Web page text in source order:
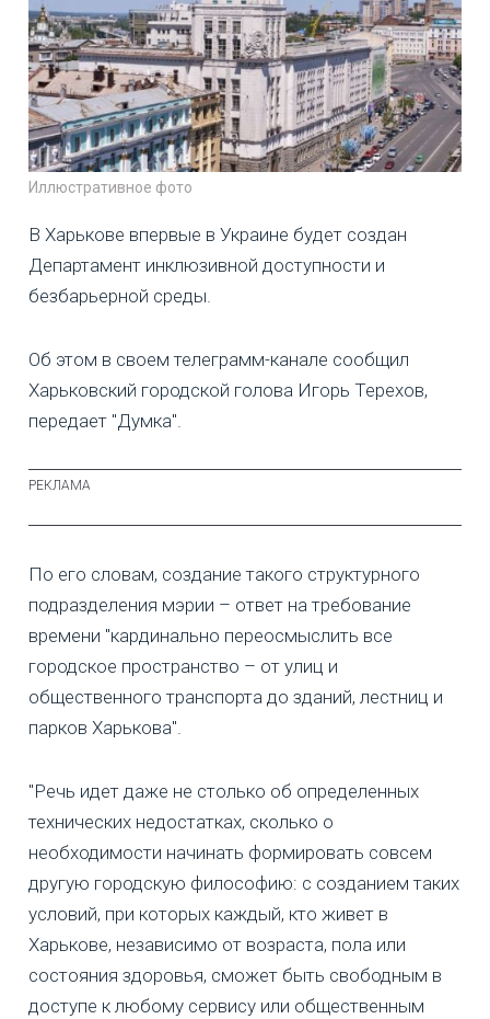
Иллюстративное фото
В Харькове впервые в Украине будет создан
Департамент инклюзивной доступности и
безбарьерной среды.
Об этом в своем телеграмм-канале сообщил
Харьковский городской голова Игорь Терехов,
передает "Думка".
По его словам, создание такого структурного
подразделения мэрии – ответ на требование
времени "кардинально переосмыслить все
городское пространство – от улиц и
общественного транспорта до зданий, лестниц и
парков Харькова".
"Речь идет даже не столько об определенных
технических недостатках, сколько о
необходимости начинать формировать совсем
другую городскую философию: с созданием таких
условий, при которых каждый, кто живет в
Харькове, независимо от возраста, пола или
состояния здоровья, сможет быть свободным в
доступе к любому сервису или общественным